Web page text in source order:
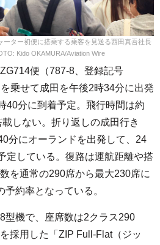
ーター初便に搭乗する乗客を見送る西田真吾社長
Kido OKAMURA/Aviation Wire
便（787-8、登録記号
乗せて成田を午後2時34分に出発
40分に到着予定。飛行時間は約
しない。折り返しの成田行き
分にオーランドを出発して、24
定している。復路は運航距離や搭
を通常の290席から最大230席に
約率となっている。
機で、座席数は2クラス290
採用した「ZIP Full-Flat（ジッ